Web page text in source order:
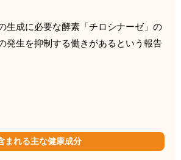
生成に必要な酵素「チロシナーゼ」の
発生を抑制する働きがあるという報告
まれる主な健康成分